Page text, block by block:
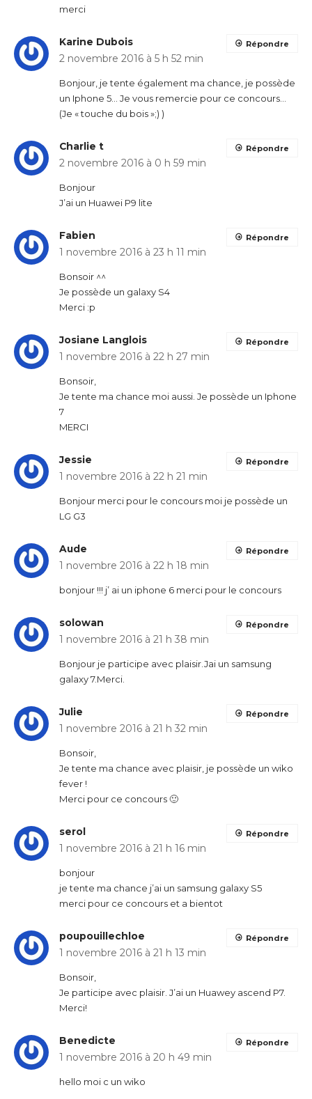
merci
Karine Dubois
2 novembre 2016 à 5 h 52 min
Bonjour, je tente également ma chance, je possède
un Iphone 5… Je vous remercie pour ce concours…
(Je « touche du bois »;) )
Répondre
Charlie t
2 novembre 2016 à 0 h 59 min
Bonjour
J’ai un Huawei P9 lite
Répondre
Fabien
1 novembre 2016 à 23 h 11 min
Bonsoir ^^
Je possède un galaxy S4
Merci :p
Répondre
Josiane Langlois
1 novembre 2016 à 22 h 27 min
Bonsoir,
Je tente ma chance moi aussi. Je possède un Iphone
7
MERCI
Répondre
Jessie
1 novembre 2016 à 22 h 21 min
Bonjour merci pour le concours moi je possède un
LG G3
Répondre
Aude
1 novembre 2016 à 22 h 18 min
bonjour !!! j’ ai un iphone 6 merci pour le concours
Répondre
solowan
1 novembre 2016 à 21 h 38 min
Bonjour je participe avec plaisir.Jai un samsung
galaxy 7.Merci.
Répondre
Julie
1 novembre 2016 à 21 h 32 min
Bonsoir,
Je tente ma chance avec plaisir, je possède un wiko
fever !
Merci pour ce concours 🙂
Répondre
serol
1 novembre 2016 à 21 h 16 min
bonjour
je tente ma chance j’ai un samsung galaxy S5
merci pour ce concours et a bientot
Répondre
poupouillechloe
1 novembre 2016 à 21 h 13 min
Bonsoir,
Je participe avec plaisir. J’ai un Huawey ascend P7.
Merci!
Répondre
Benedicte
1 novembre 2016 à 20 h 49 min
hello moi c un wiko
Répondre